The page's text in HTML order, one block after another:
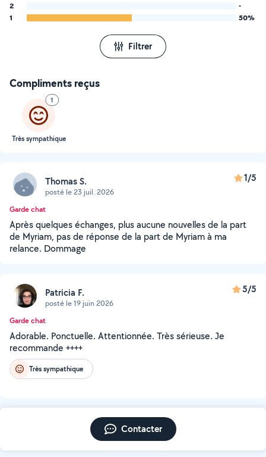
2
-
1
50%
Filtrer
Compliments reçus
1
Très sympathique
Thomas S.
posté le 23 juil. 2026
1/5
Garde chat
Après quelques échanges, plus aucune nouvelles de la part
de Myriam, pas de réponse de la part de Myriam à ma
relance. Dommage
Patricia F.
posté le 19 juin 2026
5/5
Garde chat
Adorable. Ponctuelle. Attentionnée. Très sérieuse. Je
recommande ++++
Très sympathique
Contacter